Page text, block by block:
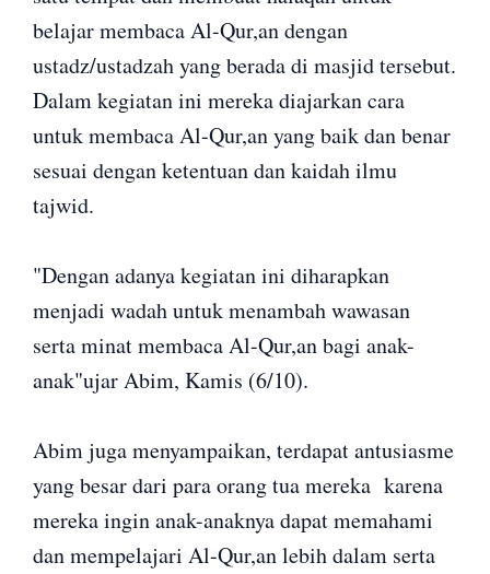
belajar membaca Al-Qur,an dengan
ustadz/ustadzah yang berada di masjid tersebut.
Dalam kegiatan ini mereka diajarkan cara
untuk membaca Al-Qur,an yang baik dan benar
sesuai dengan ketentuan dan kaidah ilmu
tajwid.
"Dengan adanya kegiatan ini diharapkan
menjadi wadah untuk menambah wawasan
serta minat membaca Al-Qur,an bagi anak-
anak"ujar Abim, Kamis (6/10).
Abim juga menyampaikan, terdapat antusiasme
yang besar dari para orang tua mereka karena
mereka ingin anak-anaknya dapat memahami
dan mempelajari Al-Qur,an lebih dalam serta